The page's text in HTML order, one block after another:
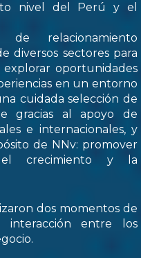
nivel del Perú y el
de relacionamiento
diversos sectores para
oportunidades
en un entorno
cuidada selección de
gracias al apoyo de
e internacionales, y
de NNv: promover
crecimiento y la
dos momentos de
interacción entre los